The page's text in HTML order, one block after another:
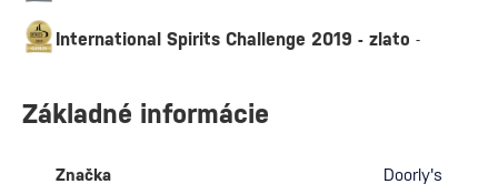
International Spirits Challenge 2019 - zlato -
Základné informácie
Značka Doorly's